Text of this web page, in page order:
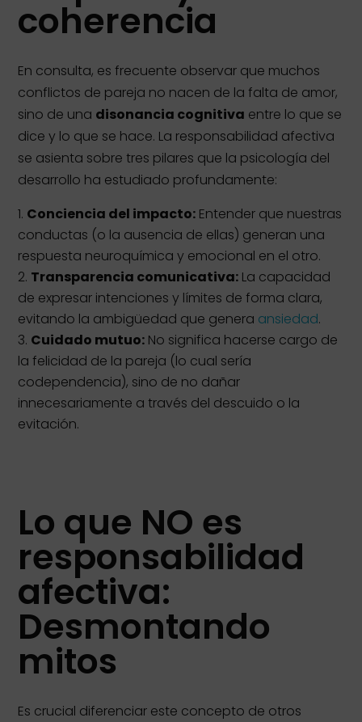
coherencia
En consulta, es frecuente observar que muchos
conflictos de pareja no nacen de la falta de amor,
sino de una disonancia cognitiva entre lo que se
dice y lo que se hace. La responsabilidad afectiva
se asienta sobre tres pilares que la psicología del
desarrollo ha estudiado profundamente:
Conciencia del impacto: Entender que nuestras
conductas (o la ausencia de ellas) generan una
respuesta neuroquímica y emocional en el otro.
Transparencia comunicativa: La capacidad
de expresar intenciones y límites de forma clara,
evitando la ambigüedad que genera ansiedad.
Cuidado mutuo: No significa hacerse cargo de
la felicidad de la pareja (lo cual sería
codependencia), sino de no dañar
innecesariamente a través del descuido o la
evitación.
Lo que NO es
responsabilidad
afectiva:
Desmontando
mitos
Es crucial diferenciar este concepto de otros